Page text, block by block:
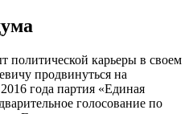
карьеры в своем
продвинуться на
года партия «Единая
голосование по